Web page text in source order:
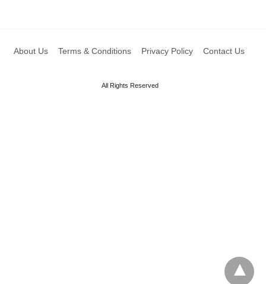
About Us Terms & Conditions Privacy Policy Contact Us
All Rights Reserved